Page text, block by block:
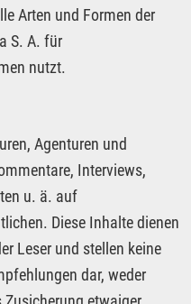
Arten und Formen der
S. A. für
nutzt.
Agenturen und
Interviews,
u. ä. auf
Diese Inhalte dienen
Leser und stellen keine
dar, weder